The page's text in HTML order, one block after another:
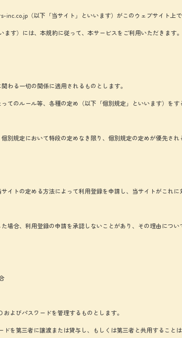
inc.co.jp（以下「当サイト」といいます）がこのウェブサイト
す）には、本規約に従って、本サービスをご利用いただきます。
わる一切の関係に適用されるものとします。
てのルール等、各種の定め（以下「個別規定」といいます）を
別規定において特段の定めなき限り、個別規定の定めが優先され
イトの定める方法によって利用登録を申請し、当サイトがこれ
場合、利用登録の申請を承認しないことがあり、その理由につい
よびパスワードを管理するものとします。
を第三者に譲渡または貸与し、もしくは第三者と共用すること